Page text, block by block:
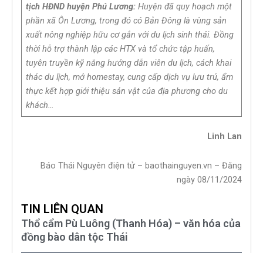
tịch HĐND huyện Phú Lương:Huyện đã quy hoạch một
phần xã Ôn Lương, trong đó có Bản Đông là vùng sản
xuất nông nghiệp hữu cơ gắn với du lịch sinh thái. Đồng
thời hỗ trợ thành lập các HTX và tổ chức tập huấn,
tuyên truyền kỹ năng hướng dẫn viên du lịch, cách khai
thác du lịch, mở homestay, cung cấp dịch vụ lưu trú, ẩm
thực kết hợp giới thiệu sản vật của địa phương cho du
khách…
Linh Lan
Báo Thái Nguyên điện tử – baothainguyen.vn – Đăng
ngày 08/11/2024
TIN LIÊN QUAN
Thổ cẩm Pù Luông (Thanh Hóa) – văn hóa của
đồng bào dân tộc Thái